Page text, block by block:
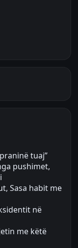
tuaj”
pushimet,
Sasa habit me
në
me këtë